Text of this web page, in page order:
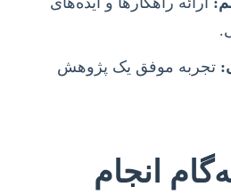
تجربه موفق یک پژوهش
انجام